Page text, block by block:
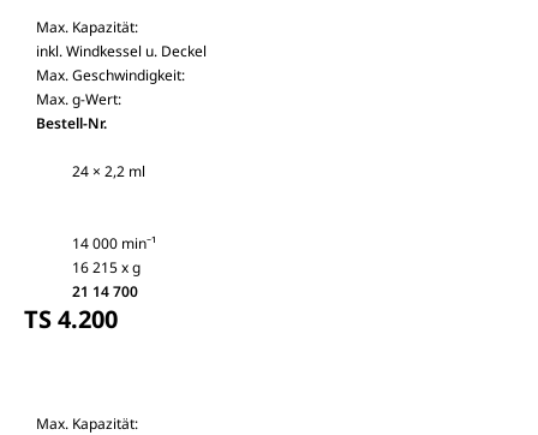
Max. Kapazität:
inkl. Windkessel u. Deckel
Max. Geschwindigkeit:
Max. g-Wert:
Bestell-Nr.
24 × 2,2 ml
14 000 min⁻¹
16 215 x g
21 14 700
TS 4.200
Max. Kapazität: